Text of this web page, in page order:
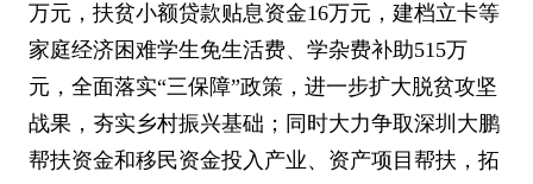
万元，扶贫小额贷款贴息资金16万元，建档立卡等
家庭经济困难学生免生活费、学杂费补助515万
元，全面落实“三保障”政策，进一步扩大脱贫攻坚
战果，夯实乡村振兴基础；同时大力争取深圳大鹏
帮扶资金和移民资金投入产业、资产项目帮扶，拓